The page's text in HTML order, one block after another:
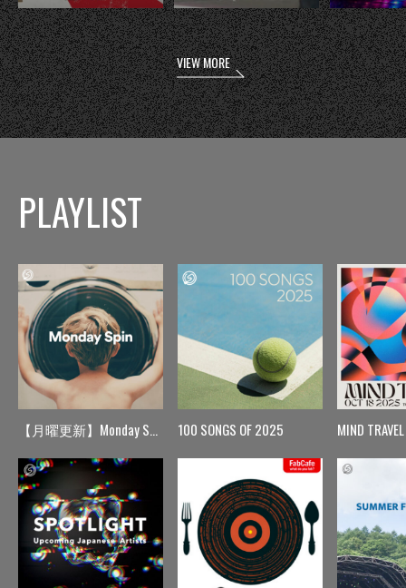
VIEW MORE
PLAYLIST
【月曜更新】Monday Spin 100 SONGS OF 2025 MIND TRAVEL